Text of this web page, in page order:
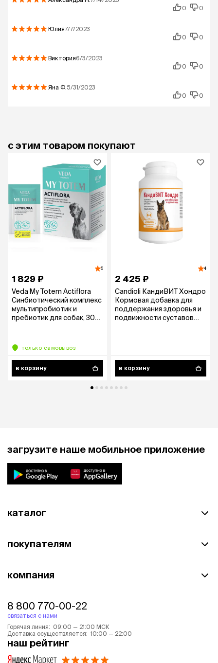
0
0
Юлия7/7/2023
0
0
Виктория6/3/2023
0
0
Яна Ф. 5/31/2023
0
0
с этим товаром покупают
5
1 829 ₽
Veda My Totem Actiflora
Синбиотический комплекс
мультипробиотик и
пребиотик для собак, 30
только самовывоз
в корзину
4
2 425 ₽
Candioli КандиВИТ Хондро
Кормовая добавка для
поддержания здоровья и
подвижности суставов
в корзину
загрузите наше мобильное приложение
каталог
покупателям
компания
8 800 770-00-22
связаться с нами
Горячая линия: 09:00 — 21:00 МСК
Доставка осуществляется: 10:00 — 22:00
наш рейтинг